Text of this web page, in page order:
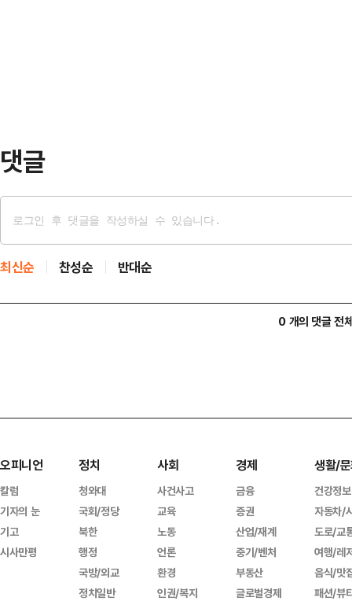
댓글
최신순 찬성순 반대순
0 개의 댓글 전
오피니언
칼럼
기자의 눈
기고
시사만평
정치
청와대
국회/정당
북한
행정
국방/외교
정치일반
사회
사건사고
교육
노동
언론
환경
인권/복지
경제
금융
증권
산업/재계
중기/벤처
부동산
글로벌경제
생활/
건강정보
자동차/
도로/교
여행/레
음식/맛
패션/뷰